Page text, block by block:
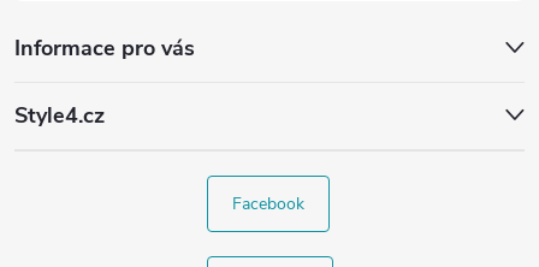
Informace pro vás
Style4.cz
Facebook